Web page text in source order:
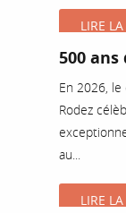
LIRE
500
En 2026,
Rodez
au...
LIRE